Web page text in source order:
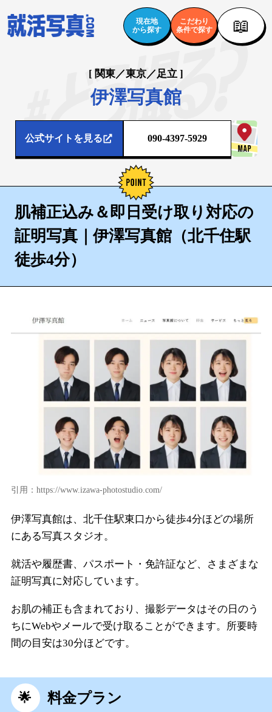
現在地
から探す
こだわり
条件で探す
📖
[ 関東／東京／足立 ]
伊澤写真館
公式サイトを見る 090-4397-5929
肌補正込み＆即日受け取り対応の
証明写真｜伊澤写真館（北千住駅
徒歩4分）
引用：https://www.izawa-photostudio.com/
伊澤写真館は、北千住駅東口から徒歩4分ほどの場所
にある写真スタジオ。
就活や履歴書、パスポート・免許証など、さまざまな
証明写真に対応しています。
お肌の補正も含まれており、撮影データはその日のう
ちにWebやメールで受け取ることができます。所要時
間の目安は30分ほどです。
料金プラン